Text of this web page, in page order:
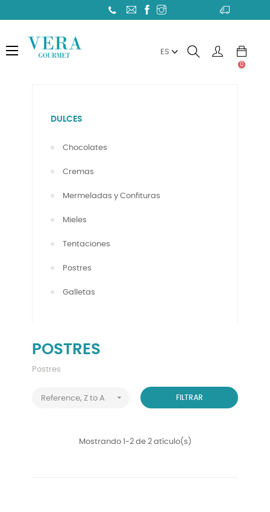
Toggle
☰ ES
0
DULCES
Chocolates
Cremas
Mermeladas y Confituras
Mieles
Tentaciones
Postres
Galletas
POSTRES
Postres
Reference, Z to A  FILTRAR
Mostrando 1-2 de 2 atículo(s)